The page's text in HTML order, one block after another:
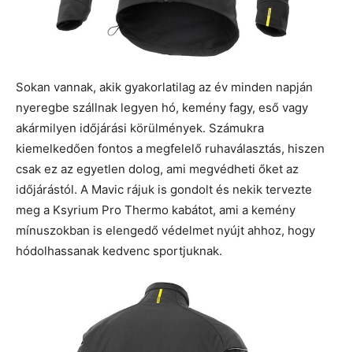
Sokan vannak, akik gyakorlatilag az év minden napján
nyeregbe szállnak legyen hó, kemény fagy, eső vagy
akármilyen időjárási körülmények. Számukra
kiemelkedően fontos a megfelelő ruhaválasztás, hiszen
csak ez az egyetlen dolog, ami megvédheti őket az
időjárástól. A Mavic rájuk is gondolt és nekik tervezte
meg a Ksyrium Pro Thermo kabátot, ami a kemény
mínuszokban is elengedő védelmet nyújt ahhoz, hogy
hódolhassanak kedvenc sportjuknak.